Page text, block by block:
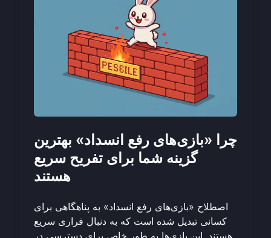
چرا «بازی‌های رفع انسداد» بهترین
گزینه شما برای تفریح سریع
هستند
اصطلاح «بازی‌های رفع انسداد» به پناهگاهی برای
کسانی تبدیل شده است که به دنبال فراری سریع
هستند. این بازی‌ها به طور خاص برای دسترسی در